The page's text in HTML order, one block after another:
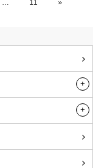
… 11 »